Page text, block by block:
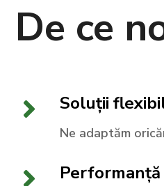
De ce
Soluții
Ne adaptăm